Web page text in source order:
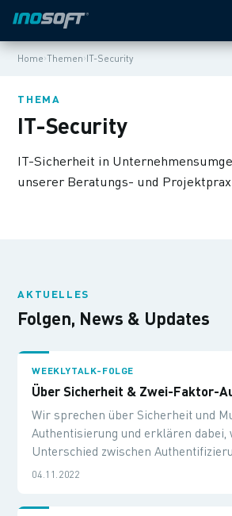
Home›Themen›IT-Security
THEMA
IT-Security
IT-Sicherheit in
unserer Beratungs- und
AKTUELLES
Folgen, News & Updates
WEEKLYTALK-FOLGE
Über Sicherheit & Zwei-Faktor-
Wir sprechen über Sicherheit und
Authentisierung und erklären dabei,
Unterschied zwischen
Authentisierung besteht. Daneben
Konzept und erläutern, warum wir
04.11.2022